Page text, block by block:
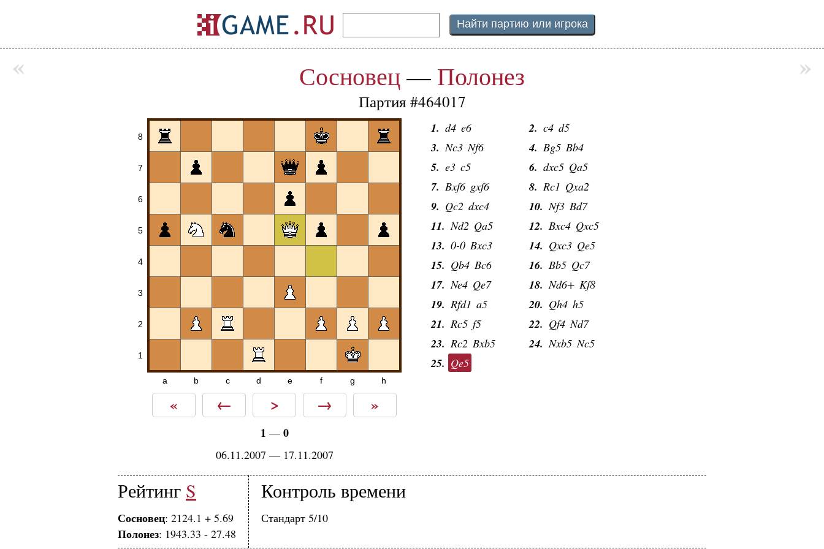
Сосновец— Полонез
Партия #464017
8
7
6
5
4
3
2
1
a b c d e f g h
« ← > → »
1 — 0
06.11.2007 — 17.11.2007
1. d4 e6 2. c4 d5
3. Nc3 Nf6 4. Bg5 Bb4
5. e3 c5 6. dxc5 Qa5
7. Bxf6 gxf6 8. Rc1 Qxa2
9. Qc2 dxc4 10. Nf3 Bd7
11. Nd2 Qa5 12. Bxc4 Qxc5
13. 0-0 Bxc3 14. Qxc3 Qe5
15. Qb4 Bc6 16. Bb5 Qc7
17. Ne4 Qe7 18. Nd6+ Kf8
19. Rfd1 a5 20. Qh4 h5
21. Rc5 f5 22. Qf4 Nd7
23. Rc2 Bxb5 24. Nxb5 Nc5
25. Qe5
Рейтинг S
Сосновец: 2124.1 + 5.69
Полонез: 1943.33 - 27.48
Контроль времени
Стандарт 5/10
« »